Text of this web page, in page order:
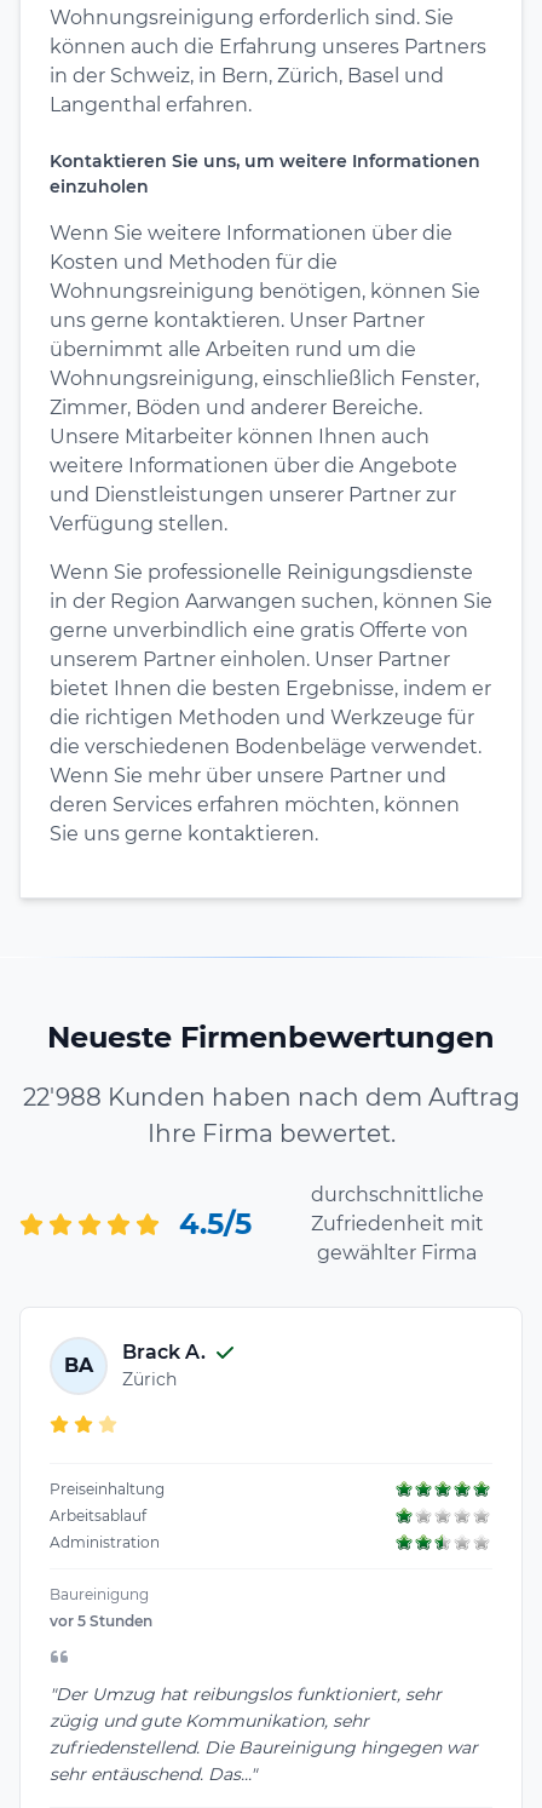
Wohnungsreinigung erforderlich sind. Sie
können auch die Erfahrung unseres Partners
in der Schweiz, in Bern, Zürich, Basel und
Langenthal erfahren.
Kontaktieren Sie uns, um weitere Informationen
einzuholen
Wenn Sie weitere Informationen über die
Kosten und Methoden für die
Wohnungsreinigung benötigen, können Sie
uns gerne kontaktieren. Unser Partner
übernimmt alle Arbeiten rund um die
Wohnungsreinigung, einschließlich Fenster,
Zimmer, Böden und anderer Bereiche.
Unsere Mitarbeiter können Ihnen auch
weitere Informationen über die Angebote
und Dienstleistungen unserer Partner zur
Verfügung stellen.
Wenn Sie professionelle Reinigungsdienste
in der Region Aarwangen suchen, können Sie
gerne unverbindlich eine gratis Offerte von
unserem Partner einholen. Unser Partner
bietet Ihnen die besten Ergebnisse, indem er
die richtigen Methoden und Werkzeuge für
die verschiedenen Bodenbeläge verwendet.
Wenn Sie mehr über unsere Partner und
deren Services erfahren möchten, können
Sie uns gerne kontaktieren.
Neueste Firmenbewertungen
22'988 Kunden haben nach dem Auftrag
Ihre Firma bewertet.
4.5/5
durchschnittliche
Zufriedenheit mit
gewählter Firma
BA
Brack A.
Zürich
Preiseinhaltung
Arbeitsablauf
Administration
Baureinigung
vor 5 Stunden
"Der Umzug hat reibungslos funktioniert, sehr
zügig und gute Kommunikation, sehr
zufriedenstellend. Die Baureinigung hingegen war
sehr entäuschend. Das..."